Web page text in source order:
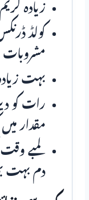
زیادہ
کولڈ
مشروبات
بہت زیادہ
رات کو
مقدار میں
لمبے وقت
دم بہت